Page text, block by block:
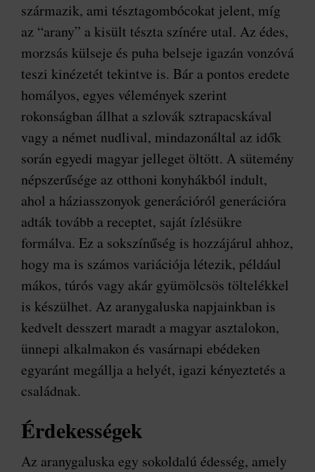
származik, ami tésztagombócokat jelent, míg
az “arany” a kisült tészta színére utal. Az édes,
morzsás külseje és puha belseje igazán vonzóvá
teszi kinézetét tekintve is. Bár a pontos eredete
homályos, egyes vélemények szerint
rokonságban állhat a szlovák sztrapacskával
vagy a német nudlival, mindazonáltal az idők
során egyedi magyar jelleget öltött. A sütemény
népszerűsége az otthoni konyhákból indult,
ahol a háziasszonyok generációról generációra
adták tovább a receptet, saját ízlésükre
formálva. Ez a sokszínűség is hozzájárul ahhoz,
hogy ma is számos variációja létezik, például
mákos, túrós vagy akár gyümölcsös töltelékkel
is készülhet. Az aranygaluska napjainkban is
kedvelt desszert maradt a magyar asztalokon,
ünnepi alkalmakon és vasárnapi ebédeken
egyaránt megállja a helyét, igazi kényeztetés a
családnak.
Érdekességek
Az aranygaluska egy sokoldalú édesség, amely